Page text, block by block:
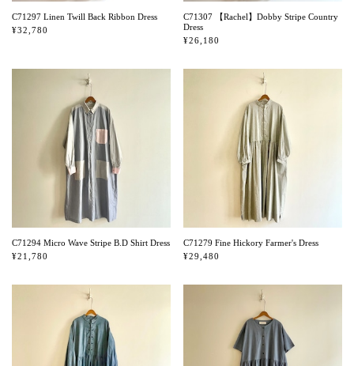
C71297 Linen Twill Back Ribbon Dress
¥32,780
C71307 【Rachel】Dobby Stripe Country
Dress
¥26,180
C71294 Micro Wave Stripe B.D Shirt Dress
¥21,780
C71279 Fine Hickory Farmer's Dress
¥29,480